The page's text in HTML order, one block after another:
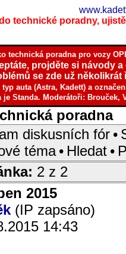
technické poradny,
technická poradna pro vozy
projděte si návody
se zde už několikrát
auta (Astra, Kadett) a
Standa. Moderátoři: Brouček,
poradna
diskusních fór •
téma • Hledat •
2 z 2
2015
(IP zapsáno)
14:43